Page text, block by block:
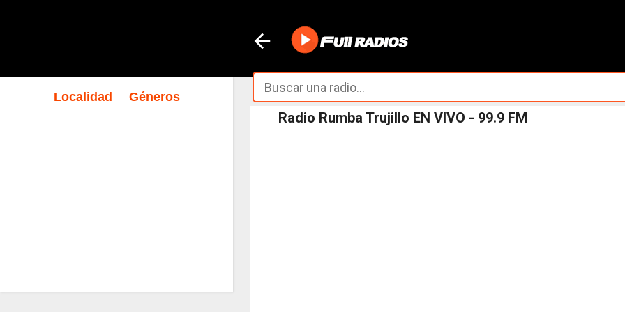
Radio Rumba Trujillo EN VIVO - 99.9 FM
Localidad Géneros